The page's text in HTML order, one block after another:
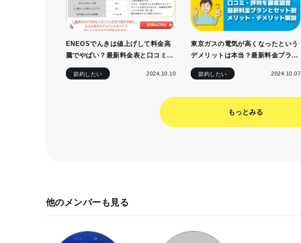
ENEOSでんきは値上げして料金高
騰でやばい？最新料金表と口コミを
チェック
節約したい 2024.10.10
東京ガスの電気が高くなったという
デメリットは本当？最新料金プラン
とセット割について解説
節約したい 2024.10.07
もっとみる
他のメンバーも見る